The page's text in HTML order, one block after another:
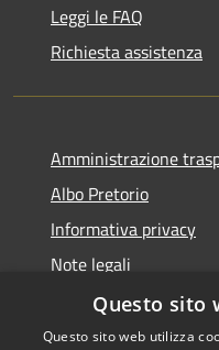
Leggi le FAQ
Richiesta assistenza
Amministrazione
Albo Pretorio
Informativa privacy
Note legali
Dichiarazione di
Questo sito
Questo sito web utilizza